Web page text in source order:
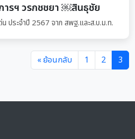
ารฯ วรกชชยา ￼สินธุชัย
ประจำปี 2567 จาก สพฐ.และส.บ.ม.ท.
« ย้อนกลับ 1 2 3